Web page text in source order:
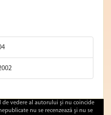
vedere al autorului şi nu coincide
nu se recenzează şi nu se